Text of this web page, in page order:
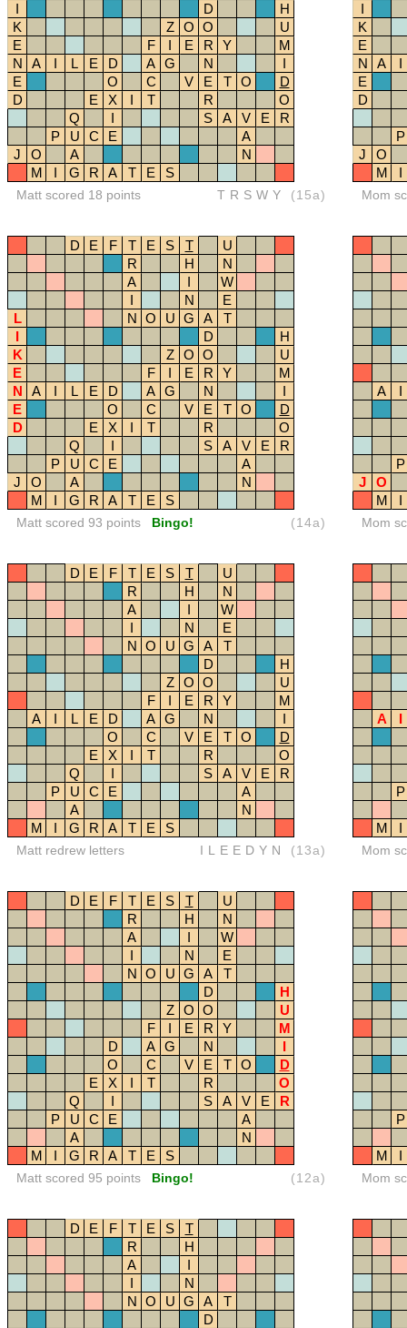
I
D
H
K
Z O O
U
E
F I E R Y
M
N
A I L E D A G N
I
E
O C V E T O
D
D
E X I T R
O
Q
I S A V E
R
P
U C E
A
J
O A
N
M
I G R A T E S
Matt scored 18 points TRSWY (15a)
I
K
E
N
A
I
E
D
P
J
O
M
I
Mom
D E F T E S T
U
R
H
N
A
I
W
I
N
E
L
N O U G A
T
I
D
H
K
Z O O
U
E
F I E R Y
M
N
A I L E D A G N
I
E
O C V E T O
D
D
E X I T R
O
Q
I S A V E
R
P
U C E
A
J
O A
N
M
I G R A T E S
Matt scored 93 points Bingo! (14a)
A I
P
J
O
M
I
Mom
D E F T E S T
U
R
H
N
A
I
W
I
N
E
N O U G A
T
D
H
Z
O O
U
F
I E R Y
M
A
I L E D A G N
I
O
C V E T O
D
E
X I T R
O
Q
I S A V E
R
P
U C E
A
A
N
M
I G R A T E S
Matt redrew letters ILEEDYN (13a)
A I
P
M I
Mom
D E F T E S T
U
R
H
N
A
I
W
I
N
E
N O U G A
T
D
H
Z
O O
U
F
I E R Y
M
D
A G N
I
O
C V E T O
D
E
X I T R
O
Q
I S A V E
R
P
U C E
A
A
N
M
I G R A T E S
Matt scored 95 points Bingo! (12a)
P
M I
Mom
D E F T E S
T
R
H
A
I
I
N
N O U G A
T
D